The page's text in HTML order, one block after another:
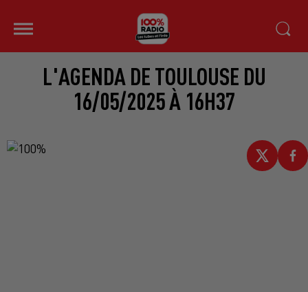
L'AGENDA DE TOULOUSE DU
16/05/2025 À 16H37